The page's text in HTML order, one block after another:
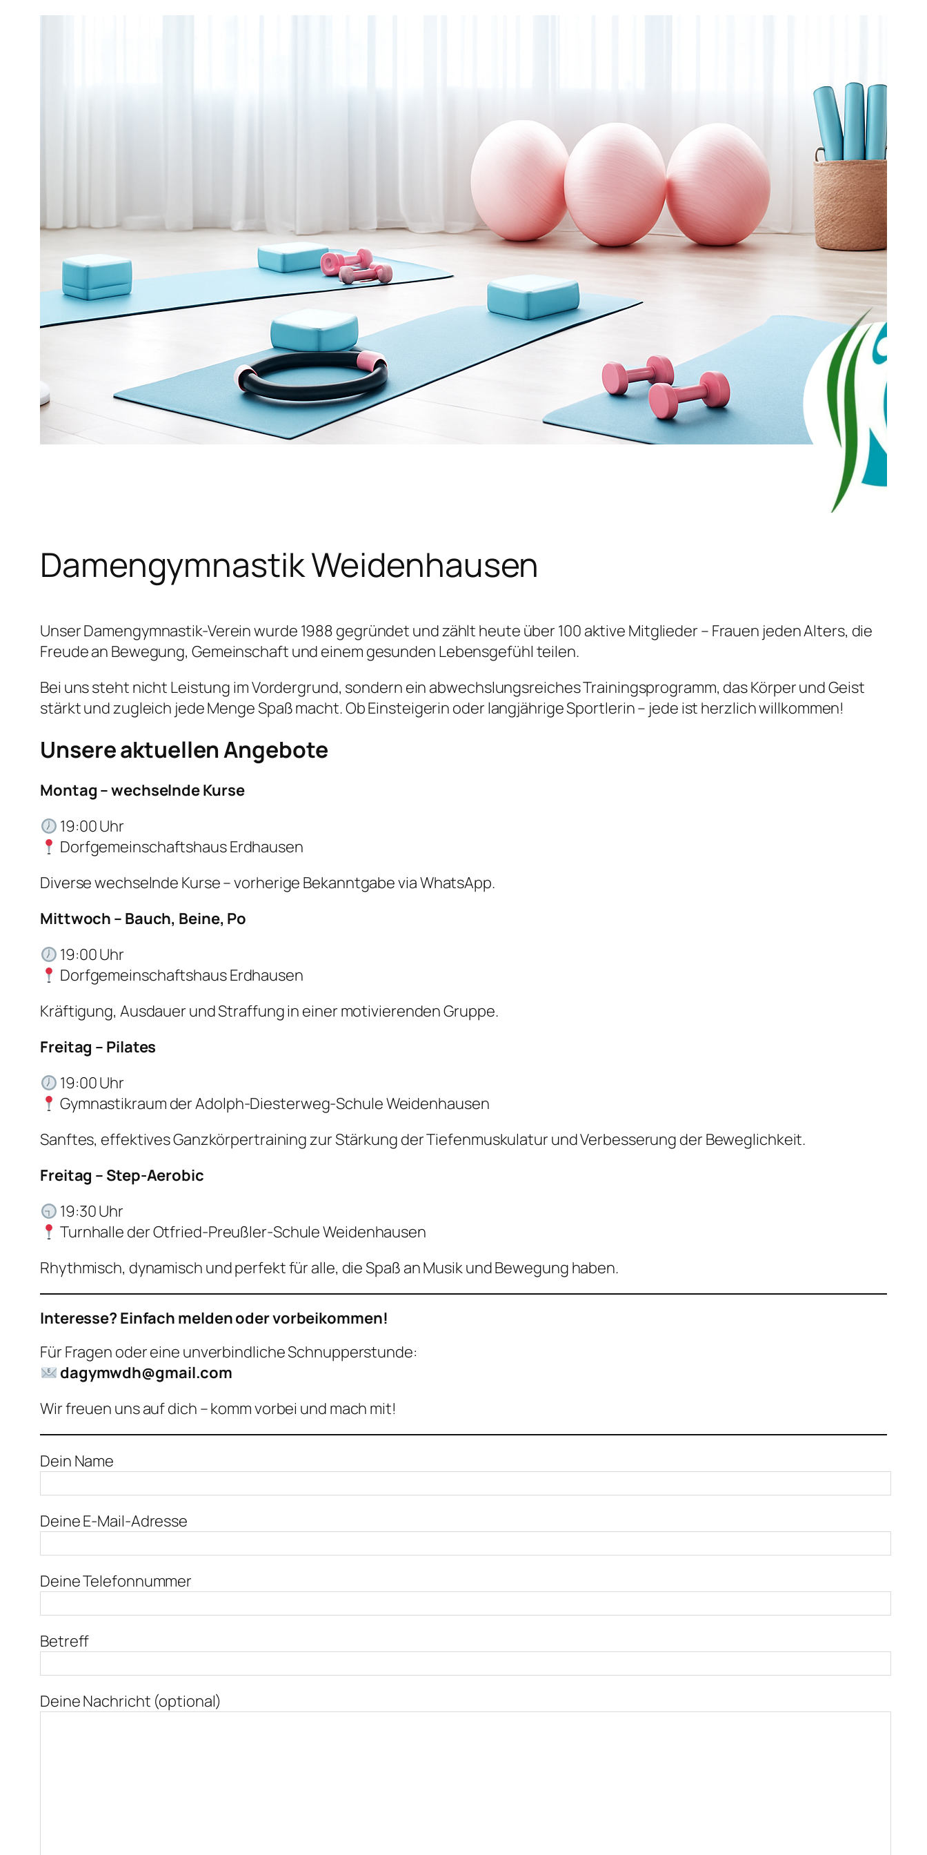
Damengymnastik Weidenhausen
Unser Damengymnastik-Verein wurde 1988 gegründet und zählt heute über 100 aktive Mitglieder – Frauen jeden Alters, die
Freude an Bewegung, Gemeinschaft und einem gesunden Lebensgefühl teilen.
Bei uns steht nicht Leistung im Vordergrund, sondern ein abwechslungsreiches Trainingsprogramm, das Körper und Geist
stärkt und zugleich jede Menge Spaß macht. Ob Einsteigerin oder langjährige Sportlerin – jede ist herzlich willkommen!
Unsere aktuellen Angebote
Montag – wechselnde Kurse
19:00 Uhr
Dorfgemeinschaftshaus Erdhausen
Diverse wechselnde Kurse – vorherige Bekanntgabe via WhatsApp.
Mittwoch – Bauch, Beine, Po
19:00 Uhr
Dorfgemeinschaftshaus Erdhausen
Kräftigung, Ausdauer und Straffung in einer motivierenden Gruppe.
Freitag – Pilates
19:00 Uhr
Gymnastikraum der Adolph-Diesterweg-Schule Weidenhausen
Sanftes, effektives Ganzkörpertraining zur Stärkung der Tiefenmuskulatur und Verbesserung der Beweglichkeit.
Freitag – Step-Aerobic
19:30 Uhr
Turnhalle der Otfried-Preußler-Schule Weidenhausen
Rhythmisch, dynamisch und perfekt für alle, die Spaß an Musik und Bewegung haben.
Interesse? Einfach melden oder vorbeikommen!
Für Fragen oder eine unverbindliche Schnupperstunde:
dagymwdh@gmail.com
Wir freuen uns auf dich – komm vorbei und mach mit!
Dein Name
Deine E-Mail-Adresse
Deine Telefonnummer
Betreff
Deine Nachricht (optional)